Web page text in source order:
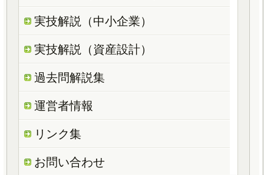
実技解説（中小企業）
実技解説（資産設計）
過去問解説集
運営者情報
リンク集
お問い合わせ